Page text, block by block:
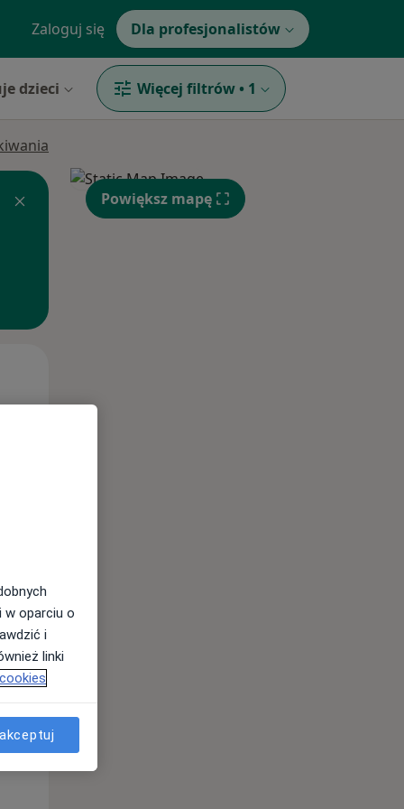
Zaloguj się Dla profesjonalistów
dzieci Więcej filtrów • 1
Wt,
11 Sie
Powiększ mapę
w oparciu o
i
linki